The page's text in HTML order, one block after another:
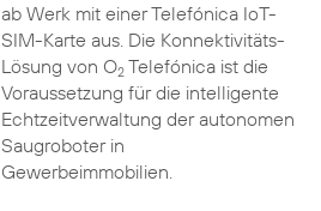
ab Werk mit einer Telefónica IoT-
SIM-Karte aus. Die Konnektivitäts-
Lösung von O2Telefónica ist die
Voraussetzung für die intelligente
Echtzeitverwaltung der autonomen
Saugroboter in
Gewerbeimmobilien.